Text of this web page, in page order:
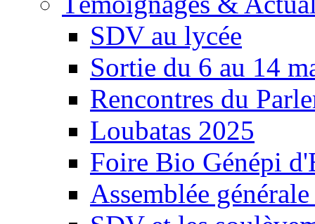
SDV au lycée
Sortie du 6 au 14
Rencontres du
Loubatas 2025
Foire Bio Génépi
Assemblée